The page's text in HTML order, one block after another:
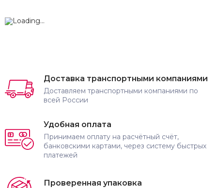
Доставка транспортными компаниями
Доставляем транспортными компаниями по
всей России
Удобная оплата
Принимаем оплату на расчётный счёт,
банковскими картами, через систему быстрых
платежей
Проверенная упаковка